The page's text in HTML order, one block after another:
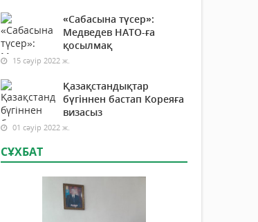
«Сабасына түсер»:
Медведев НАТО-ға
қосылмақ
15 сәуір 2022 ж.
Қазақстандықтар
бүгіннен бастап Кореяға
визасыз
01 сәуір 2022 ж.
СҰХБАТ